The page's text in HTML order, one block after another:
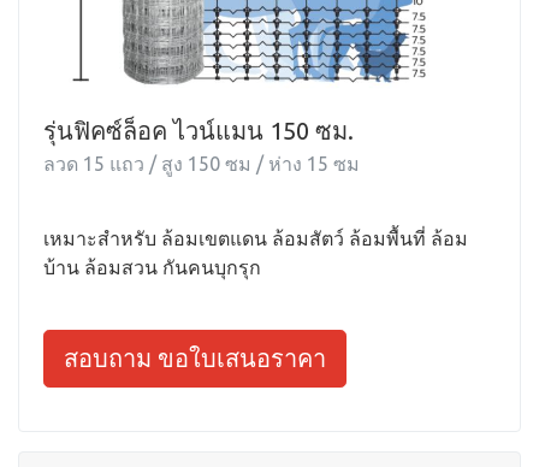
รุ่นฟิคซ์ล็อค ไวน์แมน 150 ซม.
ลวด 15 แถว / สูง 150 ซม / ห่าง 15 ซม
เหมาะสำหรับ ล้อมเขตแดน ล้อมสัตว์ ล้อมพื้นที่ ล้อม
บ้าน ล้อมสวน กันคนบุกรุก
สอบถาม ขอใบเสนอราคา